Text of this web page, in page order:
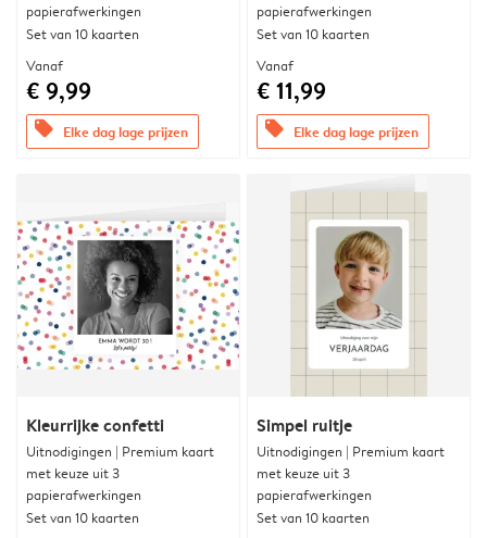
papierafwerkingen
Set van 10 kaarten
Vanaf
€ 9,99
offers Elke dag lage prijzen
papierafwerkingen
Set van 10 kaarten
Vanaf
€ 11,99
offers Elke dag lage prijzen
Kleurrijke confetti
Uitnodigingen | Premium kaart
met keuze uit 3
papierafwerkingen
Set van 10 kaarten
Simpel ruitje
Uitnodigingen | Premium kaart
met keuze uit 3
papierafwerkingen
Set van 10 kaarten